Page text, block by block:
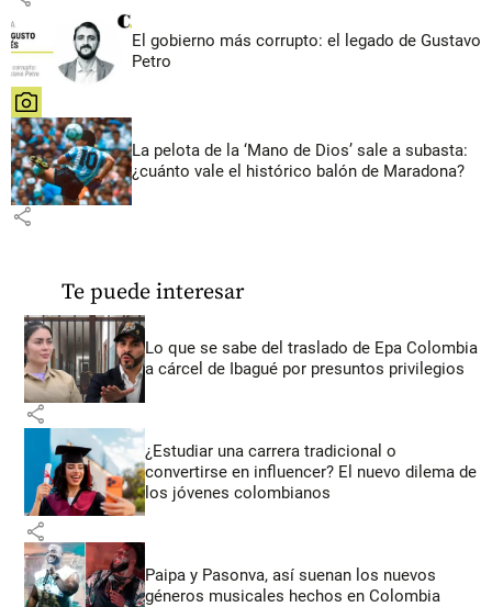
El gobierno más corrupto: el legado de Gustavo
Petro
share
La pelota de la ‘Mano de Dios’ sale a subasta:
¿cuánto vale el histórico balón de Maradona?
share
Te puede interesar
Lo que se sabe del traslado de Epa Colombia
a cárcel de Ibagué por presuntos privilegios
share
¿Estudiar una carrera tradicional o
convertirse en influencer? El nuevo dilema de
los jóvenes colombianos
share
Paipa y Pasonva, así suenan los nuevos
géneros musicales hechos en Colombia